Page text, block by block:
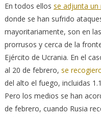
En todos ellos se adjunta un
donde se han sufrido
mayoritariamente, son en
prorrusos y cerca de la
Ejército de Ucrania. En el
al 20 de febrero, se
del alto el fuego, incluidas
Pero los medios se han
de febrero, cuando Rusia